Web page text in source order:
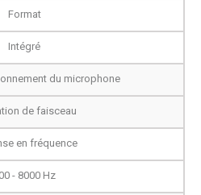
Format
Intégré
du microphone
de faisceau
en fréquence
- 8000 Hz